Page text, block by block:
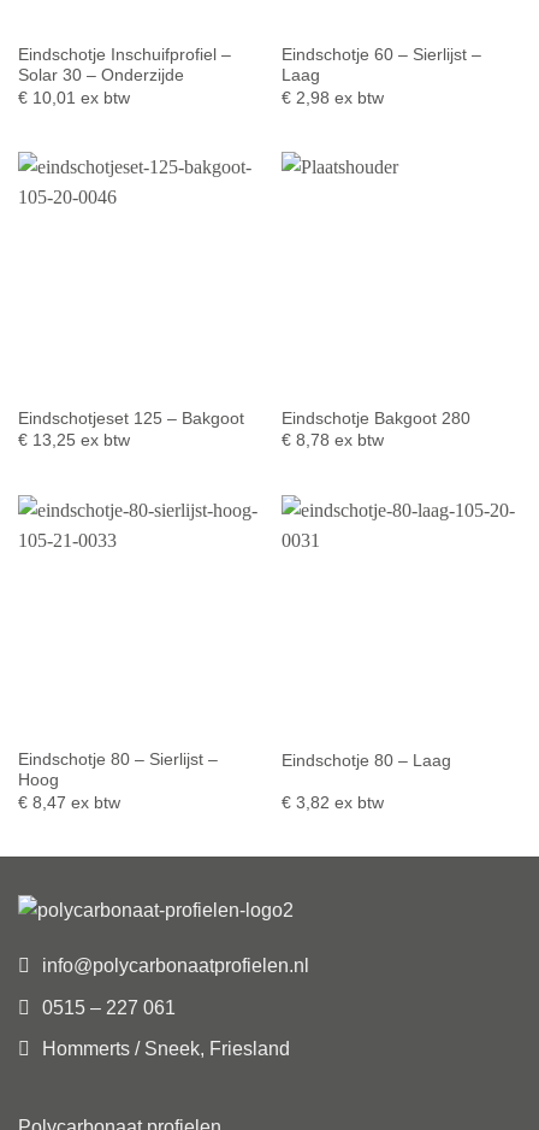
Eindschotje Inschuifprofiel –
Solar 30 – Onderzijde
€10,01 ex btw
Eindschotje 60 – Sierlijst –
Laag
€2,98 ex btw
Eindschotjeset 125 – Bakgoot
€13,25 ex btw
Eindschotje Bakgoot 280
€8,78 ex btw
Eindschotje 80 – Sierlijst –
Hoog
€8,47 ex btw
Eindschotje 80 – Laag
€3,82 ex btw
info@polycarbonaatprofielen.nl
0515 – 227 061
Hommerts / Sneek, Friesland